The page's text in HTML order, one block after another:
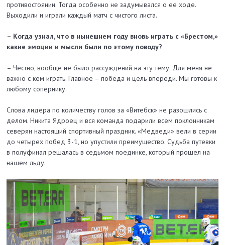
противостоянии. Тогда особенно не задумывался о ее ходе.
Выходили и играли каждый матч с чистого листа.
– Когда узнал, что в нынешнем году вновь играть с «Брестом,»
какие эмоции и мысли были по этому поводу?
– Честно, вообще не было рассуждений на эту тему. Для меня не
важно с кем играть. Главное – победа и цель впереди. Мы готовы к
любому сопернику.
Слова лидера по количеству голов за «Витебск» не разошлись с
делом. Никита Ядроец и вся команда подарили всем поклонникам
северян настоящий спортивный праздник. «Медведи» вели в серии
до четырех побед 3-1, но упустили преимущество. Судьба путевки
в полуфинал решалась в седьмом поединке, который прошел на
нашем льду.